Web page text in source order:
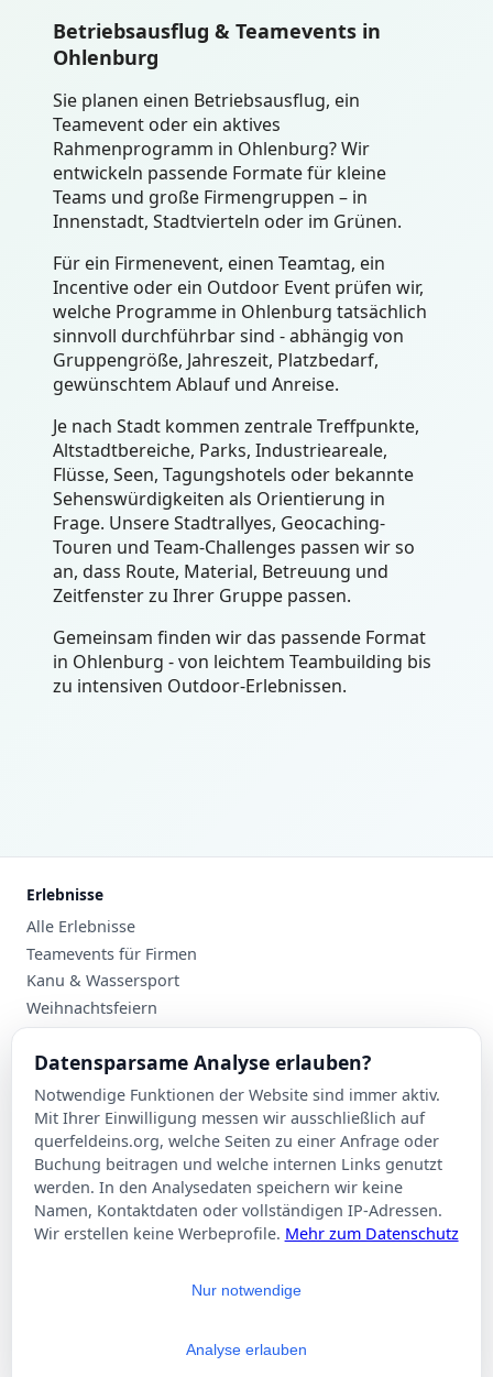
Betriebsausflug & Teamevents in
Ohlenburg
Sie planen einen Betriebsausflug, ein
Teamevent oder ein aktives
Rahmenprogramm in Ohlenburg? Wir
entwickeln passende Formate für kleine
Teams und große Firmengruppen – in
Innenstadt, Stadtvierteln oder im Grünen.
Für ein Firmenevent, einen Teamtag, ein
Incentive oder ein Outdoor Event prüfen wir,
welche Programme in Ohlenburg tatsächlich
sinnvoll durchführbar sind - abhängig von
Gruppengröße, Jahreszeit, Platzbedarf,
gewünschtem Ablauf und Anreise.
Je nach Stadt kommen zentrale Treffpunkte,
Altstadtbereiche, Parks, Industrieareale,
Flüsse, Seen, Tagungshotels oder bekannte
Sehenswürdigkeiten als Orientierung in
Frage. Unsere Stadtrallyes, Geocaching-
Touren und Team-Challenges passen wir so
an, dass Route, Material, Betreuung und
Zeitfenster zu Ihrer Gruppe passen.
Gemeinsam finden wir das passende Format
in Ohlenburg - von leichtem Teambuilding bis
zu intensiven Outdoor-Erlebnissen.
Erlebnisse
Alle Erlebnisse
Teamevents für Firmen
Kanu & Wassersport
Weihnachtsfeiern
Planung
Events nach Stadt
Suche
Kontakt
Über Querfeldeins
Rechtliches
Impressum
Datensparsame Analyse erlauben?
Notwendige Funktionen der Website sind immer aktiv.
Mit Ihrer Einwilligung messen wir ausschließlich auf
querfeldeins.org, welche Seiten zu einer Anfrage oder
Buchung beitragen und welche internen Links genutzt
werden. In den Analysedaten speichern wir keine
Namen, Kontaktdaten oder vollständigen IP-Adressen.
Wir erstellen keine Werbeprofile. Mehr zum Datenschutz
Nur notwendige
Analyse erlauben